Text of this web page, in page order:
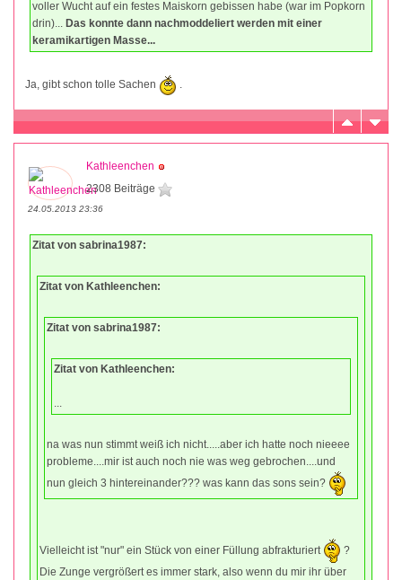
voller Wucht auf ein festes Maiskorn gebissen habe (war im Popkorn
drin)... Das konnte dann nachmoddeliert werden mit einer
keramikartigen Masse...
Ja, gibt schon tolle Sachen .
Kathleenchen
2308 Beiträge
24.05.2013 23:36
Zitat von sabrina1987:
Zitat von Kathleenchen:
Zitat von sabrina1987:
Zitat von Kathleenchen:
...
na was nun stimmt weiß ich nicht.....aber ich hatte noch nieeee
probleme....mir ist auch noch nie was weg gebrochen....und
nun gleich 3 hintereinander??? was kann das sons sein?
Vielleicht ist "nur" ein Stück von einer Füllung abfrakturiert
?
Die Zunge vergrößert es immer stark, also wenn du mir ihr über